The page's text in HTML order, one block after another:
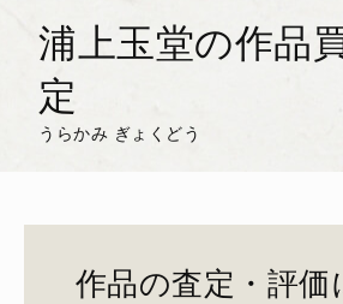
浦上玉堂の作品
定
うらかみ ぎょくどう
作品の査定・評価